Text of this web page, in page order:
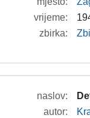
vrijeme:
zbirka:
naslov:
autor: